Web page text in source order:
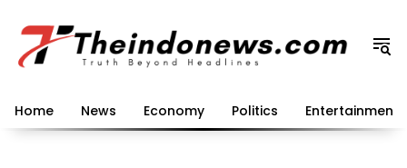
konten
Home News Economy Politics Entertainment